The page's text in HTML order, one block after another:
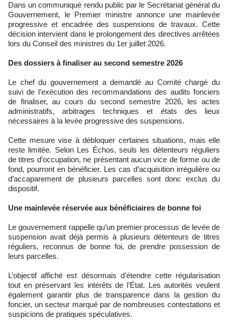
Dans un communiqué rendu public par le Secrétariat général du
Gouvernement, le Premier ministre annonce une mainlevée
progressive et encadrée des suspensions de travaux. Cette
décision intervient dans le prolongement des directives arrêtées
lors du Conseil des ministres du 1er juillet 2026.
Des dossiers à finaliser au second semestre 2026
Le chef du gouvernement a demandé au Comité chargé du
suivi de l’exécution des recommandations des audits fonciers
de finaliser, au cours du second semestre 2026, les actes
administratifs, arbitrages techniques et états des lieux
nécessaires à la levée progressive des suspensions.
Cette mesure vise à débloquer certaines situations, mais elle
reste limitée. Selon Les Échos, seuls les détenteurs réguliers
de titres d’occupation, ne présentant aucun vice de forme ou de
fond, pourront en bénéficier. Les cas d’acquisition irrégulière ou
d’accaparement de plusieurs parcelles sont donc exclus du
dispositif.
Une mainlevée réservée aux bénéficiaires de bonne foi
Le gouvernement rappelle qu’un premier processus de levée de
suspension avait déjà permis à plusieurs détenteurs de titres
réguliers, reconnus de bonne foi, de prendre possession de
leurs parcelles.
L’objectif affiché est désormais d’étendre cette régularisation
tout en préservant les intérêts de l’État. Les autorités veulent
également garantir plus de transparence dans la gestion du
foncier, un secteur marqué par de nombreuses contestations et
suspicions de pratiques spéculatives.